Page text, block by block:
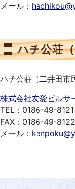
メール：
ハチ公荘
ハチ公荘（二井田市
株式会社友愛ビルサ
TEL：0186-49-8121
FAX：0186-49-8122
メール：